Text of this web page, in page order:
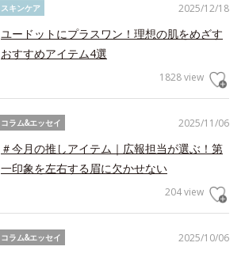
2025/12/18
スキンケア
ユードットにプラスワン！理想の肌をめざす
おすすめアイテム4選
1828 view
2025/11/06
コラム&エッセイ
＃今月の推しアイテム｜広報担当が選ぶ！第
一印象を左右する眉に欠かせない
204 view
2025/10/06
コラム&エッセイ